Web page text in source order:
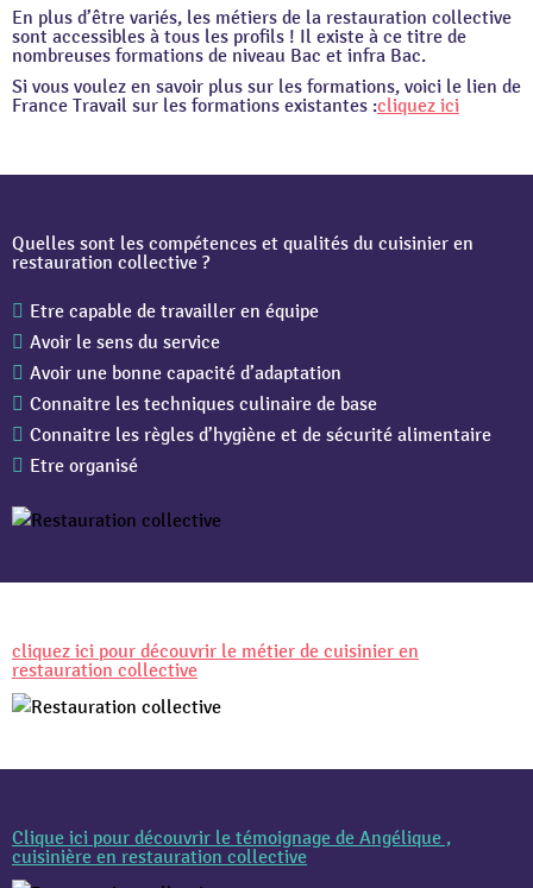
En plus d’être variés, les métiers de la restauration collective
sont accessibles à tous les profils ! Il existe à ce titre de
nombreuses formations de niveau Bac et infra Bac.
Si vous voulez en savoir plus sur les formations, voici le lien de
France Travail sur les formations existantes :cliquez ici
Quelles sont les compétences et qualités du cuisinier en
restauration collective ?
Etre capable de travailler en équipe
Avoir le sens du service
Avoir une bonne capacité d’adaptation
Connaitre les techniques culinaire de base
Connaitre les règles d’hygiène et de sécurité alimentaire
Etre organisé
cliquez ici pour découvrir le métier de cuisinier en
restauration collective
Clique ici pour découvrir le témoignage de Angélique ,
cuisinière en restauration collective